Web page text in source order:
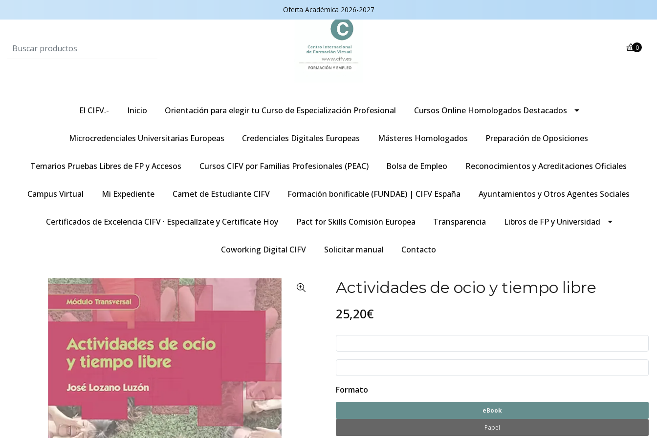
Oferta Académica 2026-2027
0
El CIFV.- Inicio Orientación para elegir tu Curso de Especialización Profesional Cursos Online Homologados Destacados
Microcredenciales Universitarias Europeas Credenciales Digitales Europeas Másteres Homologados Preparación de Oposiciones
Temarios Pruebas Libres de FP y Accesos Cursos CIFV por Familias Profesionales (PEAC) Bolsa de Empleo Reconocimientos y Acreditaciones Oficiales
Campus Virtual Mi Expediente Carnet de Estudiante CIFV Formación bonificable (FUNDAE) | CIFV España Ayuntamientos y Otros Agentes Sociales
Certificados de Excelencia CIFV · Especialízate y Certifícate Hoy Pact for Skills Comisión Europea Transparencia Libros de FP y Universidad
Coworking Digital CIFV Solicitar manual Contacto
Actividades de ocio y tiempo libre
25,20€
Formato
eBook
Papel